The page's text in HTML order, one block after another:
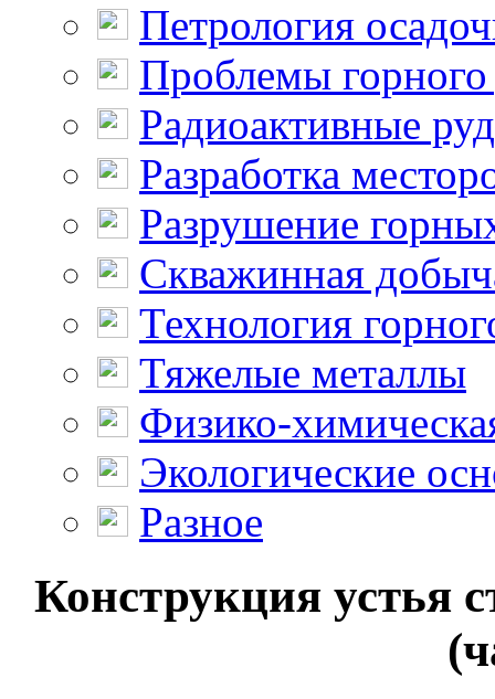
Петрология
Проблемы горного
Радиоактивные
Разработка
Разрушение
Скважинная
Технология
Тяжелые металлы
Физико-
Экологические
Разное
Конструкция устья